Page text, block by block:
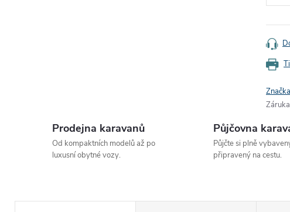
Záruka
Prodejna karavanů
Od kompaktních modelů až po
luxusní obytné vozy.
Půjčovna
Půjčte si plně
připravený na cestu.